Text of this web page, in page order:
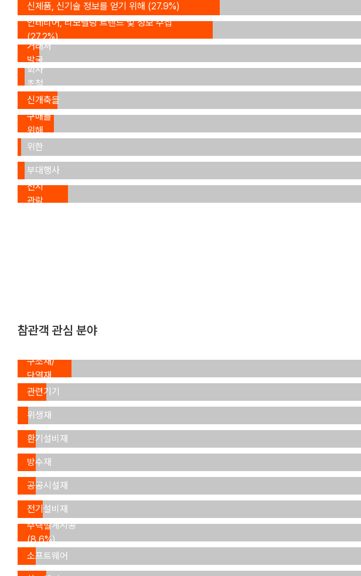
신제품, 신기술 정보를 얻기 위해 (27.9%)
인테리어, 리모델링 트렌드 및 정보 수집
(27.2%)
신규
거래처
발굴
(5.5%)
거래
회사
초청
(1.9%)
장래
주택
신개축을
위해
(11.2%)
제품
구매를
위해
(10.6%)
본
전시회
참가를
위한
사전
조사
(0.9%)
세미나,
포럼 등
부대행사
참석
(1.2%)
일반
전시
관람
참관객 관심 분야
구조재/
단열재
(15.2%)
건축공구/
관련기기
(8.3%)
급수/
위생재
(2.9%)
냉난방/
환기설비재
(4.8%)
도장/
방수재
(4.9%)
조경/
공공시설재
(4.9%)
조명/
전기설비재
(7.0%)
주택설계시공
(8.6%)
주택정보/
소프트웨어
(4.6%)
창호/